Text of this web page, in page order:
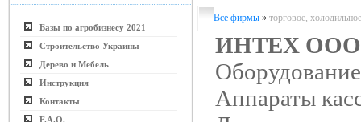
Базы по агробизнесу 2021
Строительство Украины
Дерево и Мебель
Инструкция
Контакты
F.A.Q.
Все фирмы » торговое,
ИНТЕХ ООО
Аппараты